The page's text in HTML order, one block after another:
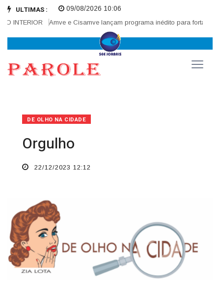
ULTIMAS :
INTERIOR Amve e Cisamve lançam programa inédito para fortalecer
09/08/2026 10:06
DE OLHO NA CIDADE
Orgulho
22/12/2023 12:12